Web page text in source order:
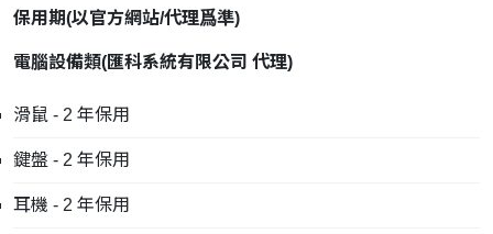
保用期(以官方網站/代理爲準)
電腦設備類(匯科系統有限公司 代理)
滑鼠 - 2 年保用
鍵盤 - 2 年保用
耳機 - 2 年保用